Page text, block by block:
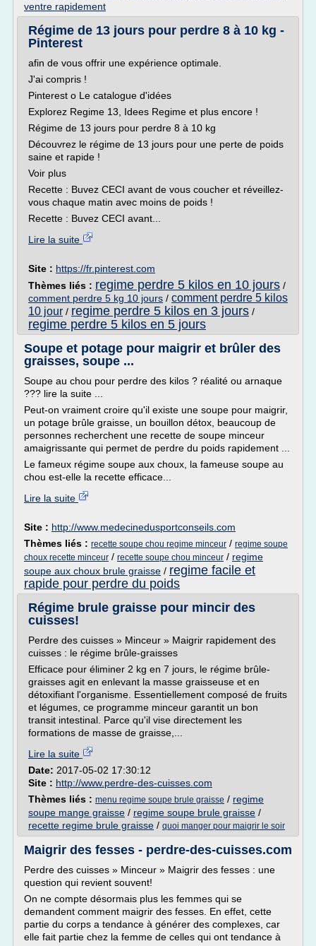
ventre rapidement
Régime de 13 jours pour perdre 8 à 10 kg -
Pinterest
afin de vous offrir une expérience optimale.
J'ai compris !
Pinterest o Le catalogue d'idées
Explorez Regime 13, Idees Regime et plus encore !
Régime de 13 jours pour perdre 8 à 10 kg
Découvrez le régime de 13 jours pour une perte de poids
saine et rapide !
Voir plus
Recette : Buvez CECI avant de vous coucher et réveillez-
vous chaque matin avec moins de poids !
Recette : Buvez CECI avant...
Lire la suite
Site : https://fr.pinterest.com
Thèmes liés : regime perdre 5 kilos en 10 jours /
comment perdre 5 kg 10 jours / comment perdre 5 kilos
10 jour / regime perdre 5 kilos en 3 jours /
regime perdre 5 kilos en 5 jours
Soupe et potage pour maigrir et brûler des
graisses, soupe ...
Soupe au chou pour perdre des kilos ? réalité ou arnaque
??? lire la suite ...
Peut-on vraiment croire qu'il existe une soupe pour maigrir,
un potage brûle graisse, un bouillon détox, beaucoup de
personnes recherchent une recette de soupe minceur
amaigrissante qui permet de perdre du poids rapidement ...
Le fameux régime soupe aux choux, la fameuse soupe au
chou est-elle la recette efficace...
Lire la suite
Site : http://www.medecinedusportconseils.com
Thèmes liés : recette soupe chou regime minceur / regime soupe
choux recette minceur / recette soupe chou minceur / regime
soupe aux choux brule graisse / regime facile et
rapide pour perdre du poids
Régime brule graisse pour mincir des
cuisses!
Perdre des cuisses » Minceur » Maigrir rapidement des
cuisses : le régime brûle-graisses
Efficace pour éliminer 2 kg en 7 jours, le régime brûle-
graisses agit en enlevant la masse graisseuse et en
détoxifiant l'organisme. Essentiellement composé de fruits
et légumes, ce programme minceur garantit un bon
transit intestinal. Parce qu'il vise directement les
formations de masse de graisse,...
Lire la suite
Date: 2017-05-02 17:30:12
Site : http://www.perdre-des-cuisses.com
Thèmes liés : menu regime soupe brule graisse / regime
soupe mange graisse / regime soupe brule graisse /
recette regime brule graisse / quoi manger pour maigrir le soir
Maigrir des fesses - perdre-des-cuisses.com
Perdre des cuisses » Minceur » Maigrir des fesses : une
question qui revient souvent!
On ne compte désormais plus les femmes qui se
demandent comment maigrir des fesses. En effet, cette
partie du corps a tendance à générer des complexes, car
elle fait partie chez la femme de celles qui ont tendance à